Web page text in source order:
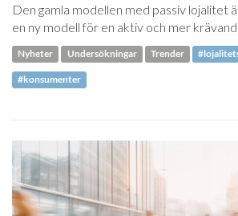
Den gamla modellen med passiv lojalitet
en ny modell för en aktiv och mer
Nyheter Undersökningar Trender
#konsumenter